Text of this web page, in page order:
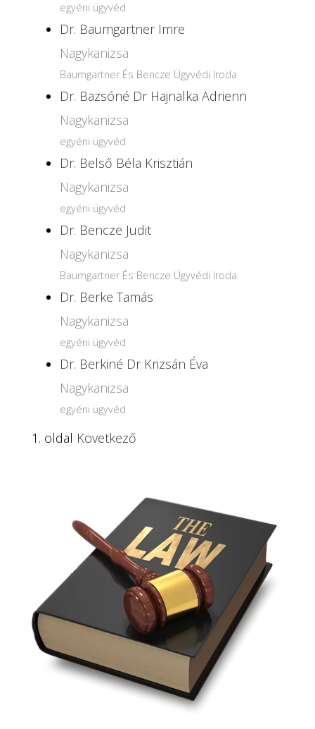
egyéni ügyvéd
Dr. Baumgartner Imre
Nagykanizsa
Baumgartner És Bencze Ügyvédi Iroda
Dr. Bazsóné Dr Hajnalka Adrienn
Nagykanizsa
egyéni ügyvéd
Dr. Belső Béla Krisztián
Nagykanizsa
egyéni ügyvéd
Dr. Bencze Judit
Nagykanizsa
Baumgartner És Bencze Ügyvédi Iroda
Dr. Berke Tamás
Nagykanizsa
egyéni ügyvéd
Dr. Berkiné Dr Krizsán Éva
Nagykanizsa
egyéni ügyvéd
1. oldal Következő